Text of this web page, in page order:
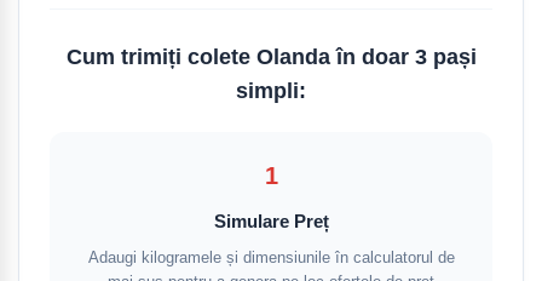
Cum trimiți colete Olanda în doar 3 pași
simpli:
1
Simulare Preț
Adaugi kilogramele și dimensiunile în calculatorul de